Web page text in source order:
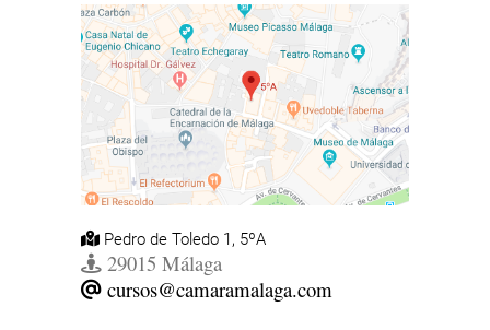
Pedro de Toledo 1, 5ºA
29015 Málaga
cursos@camaramalaga.com